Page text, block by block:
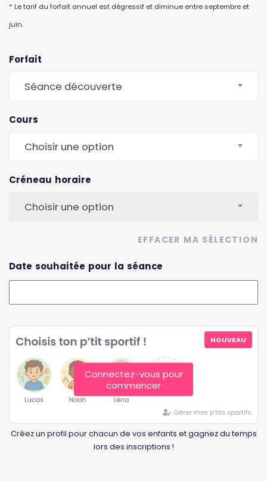
* Le tarif du forfait annuel est dégressif et diminue entre septembre et
juin.
Forfait
Séance découverte
Cours
Choisir une option
Créneau horaire
Choisir une option
EFFACER MA SÉLECTION
Date souhaitée pour la séance
NOUVEAU
Connectez-vous pour
commencer
Créez un profil pour chacun de vos enfants et gagnez du temps
lors des inscriptions !